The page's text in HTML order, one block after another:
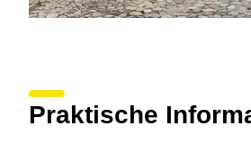
Praktische